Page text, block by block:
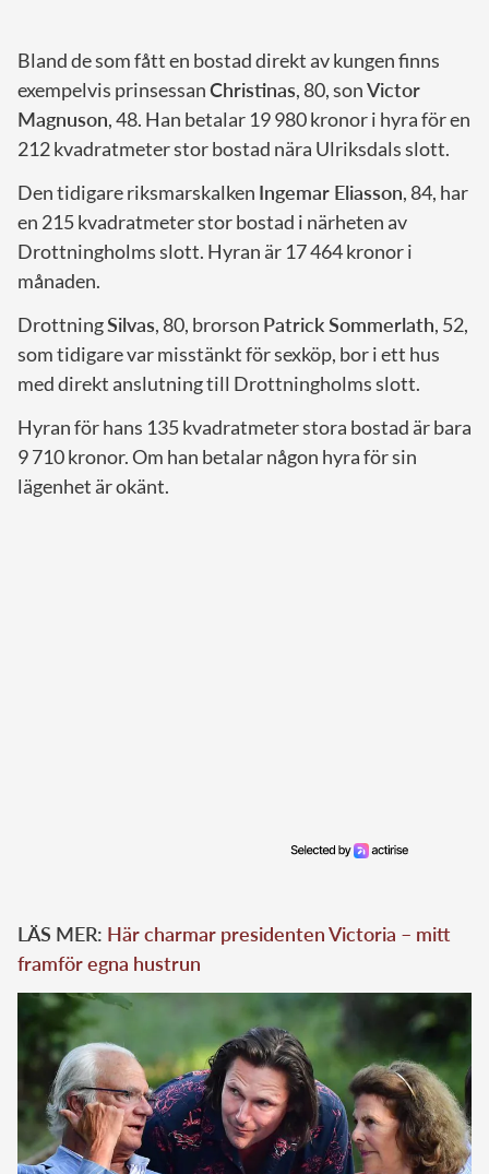
Bland de som fått en bostad direkt av kungen finns
exempelvis prinsessanChristinas, 80, sonVictor
Magnuson, 48. Han betalar 19 980 kronor i hyra för en
212 kvadratmeter stor bostad nära Ulriksdals slott.
Den tidigare riksmarskalken Ingemar Eliasson, 84, har
en 215 kvadratmeter stor bostad i närheten av
Drottningholms slott. Hyran är 17 464 kronor i
månaden.
DrottningSilvas, 80, brorson Patrick Sommerlath, 52,
som tidigare var misstänkt för sexköp, bor i ett hus
med direkt anslutning till Drottningholms slott.
Hyran för hans 135 kvadratmeter stora bostad är bara
9 710 kronor. Om han betalar någon hyra för sin
lägenhet är okänt.
LÄS MER: Här charmar presidenten Victoria – mitt
framför egna hustrun